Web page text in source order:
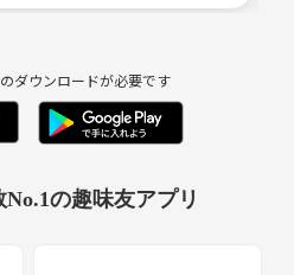
ダウンロードが必要です
の趣味友アプリ